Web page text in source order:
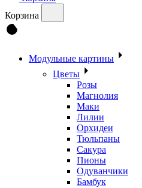
Корзина
Модульные картины
Цветы
Розы
Магнолия
Маки
Лилии
Орхидеи
Тюльпаны
Сакура
Пионы
Одуванчики
Бамбук